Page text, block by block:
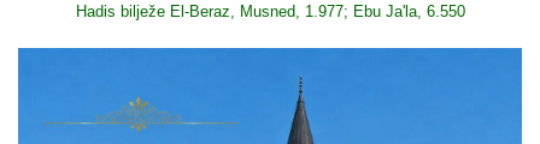
Hadis bilježe El-Beraz, Musned, 1.977; Ebu Ja'la, 6.550